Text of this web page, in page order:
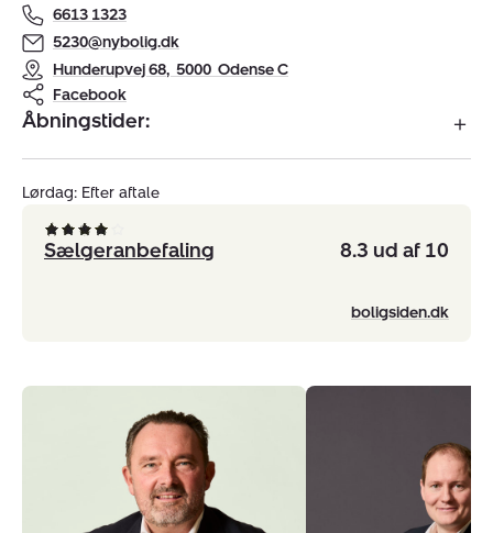
6613 1323
5230@nybolig.dk
Hunderupvej 68, 5000 Odense C
Facebook
Åbningstider:
Lørdag: Efter aftale
Sælgeranbefaling 8.3 ud af 10
boligsiden.dk